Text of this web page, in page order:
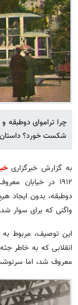
شکست خورد؟ داستان جذاب
به گزارش خبرگزاری
۱۹۱۲ در خیابان
دوطبقه، بدون ایجاد
واگنی که برای سوار
معروف شد، اما